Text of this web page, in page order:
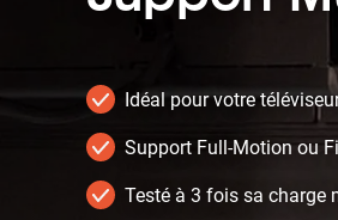
Idéal pour votre
Support Full-Motion ou
Testé à 3 fois sa charge